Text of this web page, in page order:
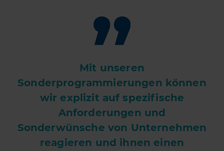
Mit unseren
Sonderprogrammierungen können
wir explizit auf spezifische
Anforderungen und
Sonderwünsche von Unternehmen
reagieren und ihnen einen